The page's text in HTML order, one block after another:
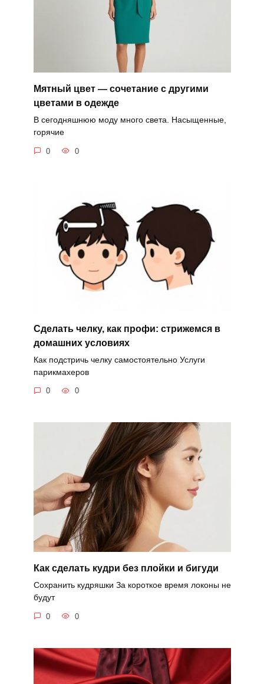
Мятный цвет — сочетание с другими
цветами в одежде
В сегодняшнюю моду много света. Насыщенные,
горячие
0 0
Сделать челку, как профи: стрижемся в
домашних условиях
Как подстричь челку самостоятельно Услуги
парикмахеров
0 0
Как сделать кудри без плойки и бигуди
Сохранить кудряшки За короткое время локоны не
будут
0 0